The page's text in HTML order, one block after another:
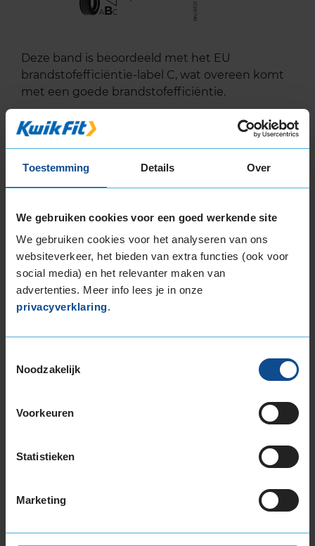
Toestemming Details Over
We gebruiken cookies voor een goed werkende site
We gebruiken cookies voor het analyseren van ons
websiteverkeer, het bieden van extra functies (ook voor
social media) en het relevanter maken van
advertenties. Meer info lees je in onze
privacyverklaring.
Noodzakelijk
Voorkeuren
Statistieken
Marketing
ABC
Deze band is beoordeeld met het EU
brandstofefficiëntie-label C, wat overeen komt
met een goede brandstofefficiëntie.
In de categorie grip op nat wegdek is deze band
gewaardeerd met een B-label, wat betekent dat
weersomstandigheden.
met B-notering, wat betekent dat deze band
een normale geluidsproductie heeft.
Wil je nog meer informatie over het
bandenlabel van deze band, klik dan
bandenmaat omvang (inch)
Per band € 40,-